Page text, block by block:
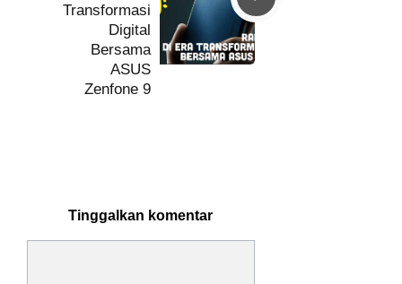
Transformasi
Digital
Bersama
ASUS
Zenfone 9
Tinggalkan komentar